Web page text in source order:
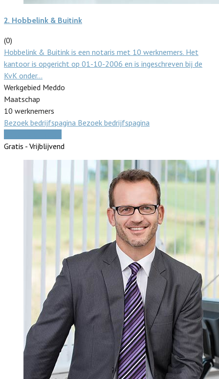
2. Hobbelink & Buitink
(0)
Hobbelink & Buitink is een notaris met 10 werknemers. Het
kantoor is opgericht op 01-10-2006 en is ingeschreven bij de
KvK onder…
Werkgebied Meddo
Maatschap
10 werknemers
Bezoek bedrijfspagina Bezoek bedrijfspagina
Gratis - Vrijblijvend